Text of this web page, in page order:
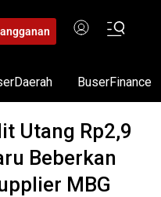
BuserFinance
Utang Rp2,9
Beberkan
MBG